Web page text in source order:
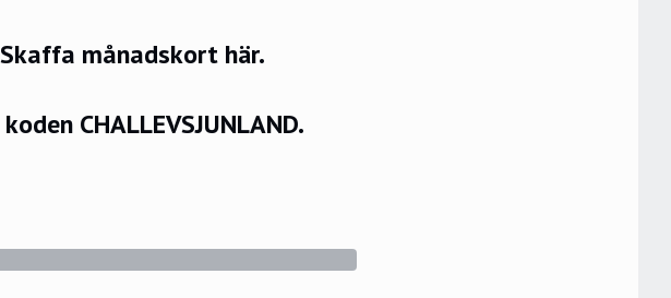
Skaffa månadskort här.
CHALLEVSJUNLAND.